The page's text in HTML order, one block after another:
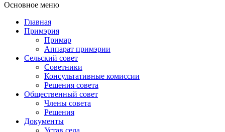
Основное меню
Примэрия Чишмикиой
Главная
Примэрия
Примар
Аппарат примэрии
Сельский совет
Советники
Консультативные комиссии
Решения совета
Общественный совет
Члены совета
Решения
Документы